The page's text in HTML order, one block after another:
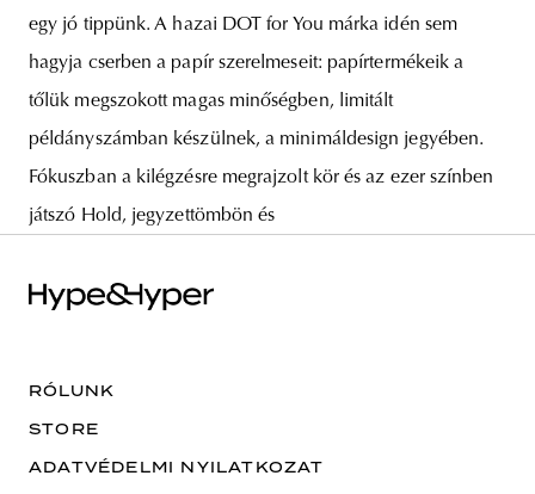
egy jó tippünk. A hazai DOT for You márka idén sem
hagyja cserben a papír szerelmeseit: papírtermékeik a
tőlük megszokott magas minőségben, limitált
példányszámban készülnek, a minimáldesign jegyében.
Fókuszban a kilégzésre megrajzolt kör és az ezer színben
játszó Hold, jegyzettömbön és
RÓLUNK
STORE
ADATVÉDELMI NYILATKOZAT